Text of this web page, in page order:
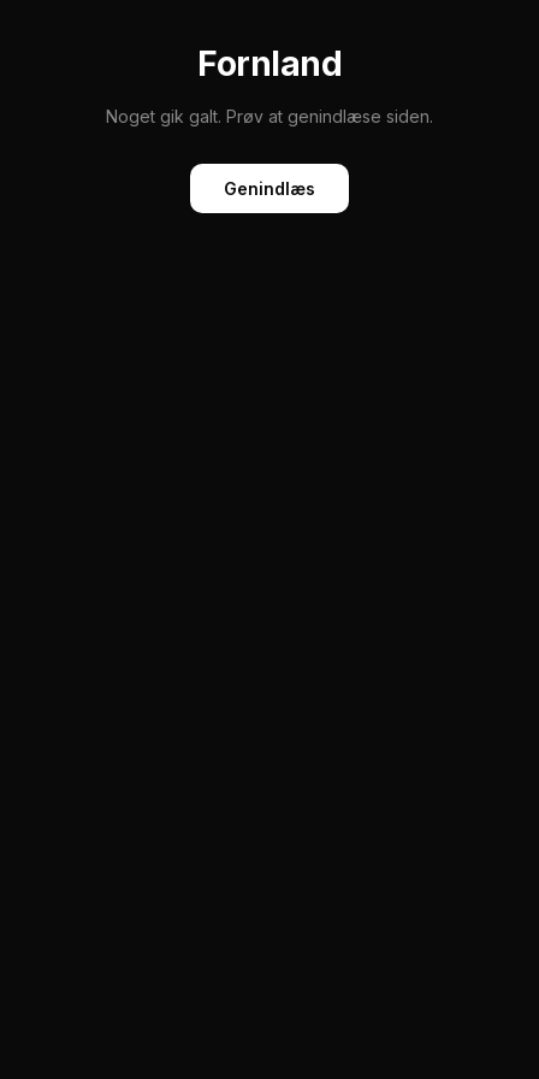
Fornland
Noget gik galt. Prøv at genindlæse siden.
Genindlæs